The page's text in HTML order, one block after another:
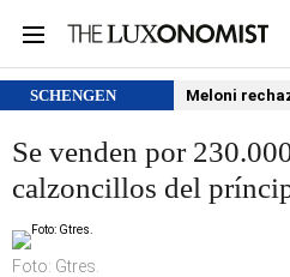
SCHENGEN Meloni
Se venden por
calzoncillos del
Foto: Gtres.